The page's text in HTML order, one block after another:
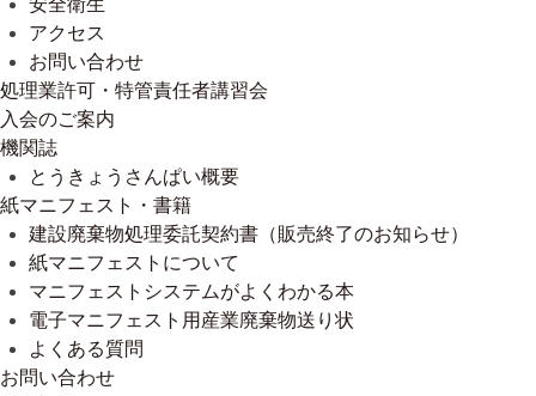
安全衛生
アクセス
お問い合わせ
処理業許可・特管責任者講習会
入会のご案内
機関誌
とうきょうさんぱい概要
紙マニフェスト・書籍
建設廃棄物処理委託契約書（販売終了のお知らせ）
紙マニフェストについて
マニフェストシステムがよくわかる本
電子マニフェスト用産業廃棄物送り状
よくある質問
お問い合わせ